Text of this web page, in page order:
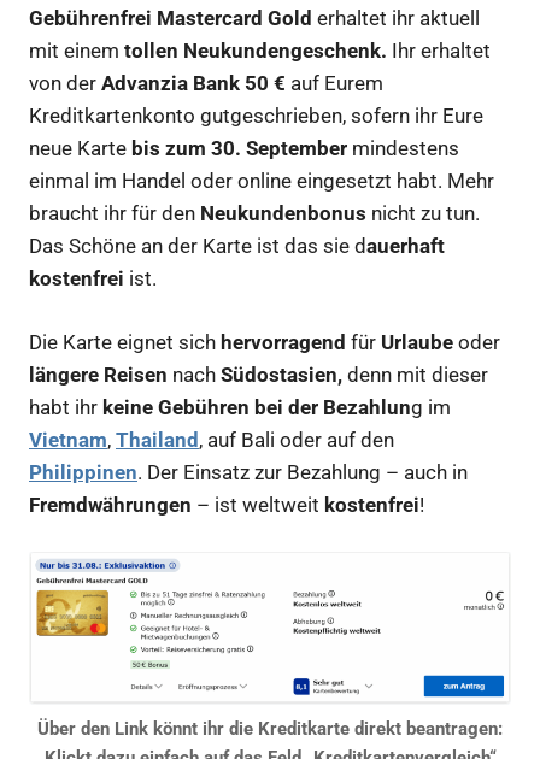
Gebührenfrei Mastercard Gold erhaltet ihr aktuell
mit einem tollen Neukundengeschenk. Ihr erhaltet
von der Advanzia Bank 50 € auf Eurem
Kreditkartenkonto gutgeschrieben, sofern ihr Eure
neue Karte bis zum 30. September mindestens
einmal im Handel oder online eingesetzt habt. Mehr
braucht ihr für den Neukundenbonus nicht zu tun.
Das Schöne an der Karte ist das sie dauerhaft
kostenfrei ist.
Die Karte eignet sich hervorragend für Urlaube oder
längere Reisen nach Südostasien, denn mit dieser
habt ihr keine Gebühren bei der Bezahlung im
Vietnam, Thailand, auf Bali oder auf den
Philippinen. Der Einsatz zur Bezahlung – auch in
Fremdwährungen – ist weltweit kostenfrei!
Über den Link könnt ihr die Kreditkarte direkt beantragen: